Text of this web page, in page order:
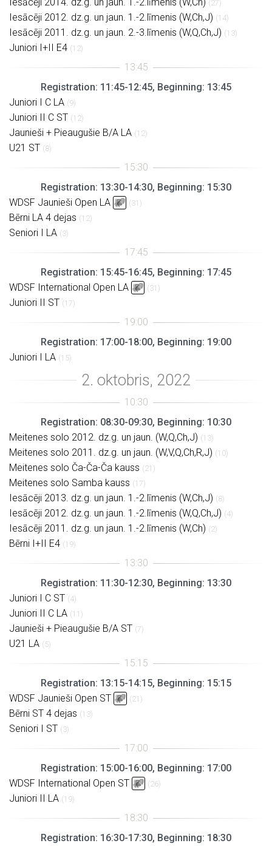
(27)
Iesācēji 2012. dz.g. un jaun. 1.-2.līmenis (W,Ch,J) (14)
Iesācēji 2011. dz.g. un jaun. 2.-3.līmenis (W,Q,Ch,J) (13)
Juniori I+II E4 (12)
Registration: 11:45-12:45, Beginning: 13:45
Juniori I C LA (9)
Juniori II C ST (12)
Jaunieši + Pieaugušie B/A LA (12)
U21 ST (8)
Registration: 13:30-14:30, Beginning: 15:30
WDSF Jaunieši Open LA
(31)
Bērni LA 4 dejas (12)
Seniori I LA (3)
Registration: 15:45-16:45, Beginning: 17:45
WDSF International Open LA
(31)
Juniori II ST (17)
Registration: 17:00-18:00, Beginning: 19:00
Juniori I LA (15)
Registration: 08:30-09:30, Beginning: 10:30
Meitenes solo 2012. dz.g. un jaun. (W,Q,Ch,J) (13)
Meitenes solo 2011. dz.g. un jaun. (W,V,Q,Ch,R,J) (10)
Meitenes solo Ča-Ča-Ča kauss (21)
Meitenes solo Samba kauss (17)
Iesācēji 2013. dz.g. un jaun. 1.-2.līmenis (W,Ch,J) (8)
Iesācēji 2012. dz.g. un jaun. 1.-2.līmenis (W,Q,Ch,J) (4)
Iesācēji 2011. dz.g. un jaun. 1.-2.līmenis (W,Ch) (2)
Bērni I+II E4 (19)
Registration: 11:30-12:30, Beginning: 13:30
Juniori I C ST (4)
Juniori II C LA (11)
Jaunieši + Pieaugušie B/A ST (7)
U21 LA (5)
Registration: 13:15-14:15, Beginning: 15:15
WDSF Jaunieši Open ST
(21)
Bērni ST 4 dejas (13)
Seniori I ST (3)
Registration: 15:00-16:00, Beginning: 17:00
WDSF International Open ST
(26)
Juniori II LA (19)
Registration: 16:30-17:30, Beginning: 18:30